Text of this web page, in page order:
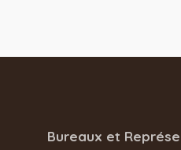
Bureaux et